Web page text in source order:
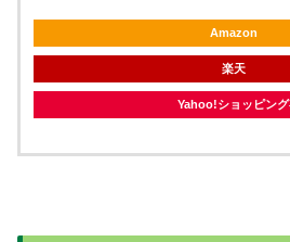
Amazon
楽天
Yahoo!ショッピング